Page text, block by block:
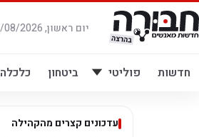
דלג
לתוכן
יום ראשון, 09/08/2026
חדשות פוליטי ביטחון כלכלה
עדכונים קצרים מהקהילה